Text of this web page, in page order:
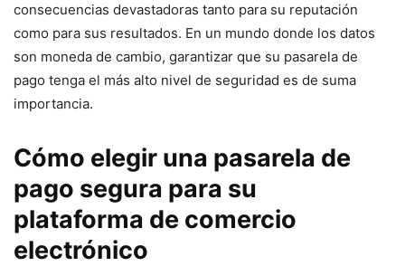
consecuencias devastadoras tanto para su reputación
como para sus resultados. ​En un mundo donde⁤ los datos
son moneda ‍de cambio, garantizar que ⁣su pasarela ‌de
pago tenga el más ⁢alto nivel de seguridad es de suma
importancia.
Cómo elegir una pasarela de
pago⁣ segura ‍para su
plataforma de comercio
electrónico